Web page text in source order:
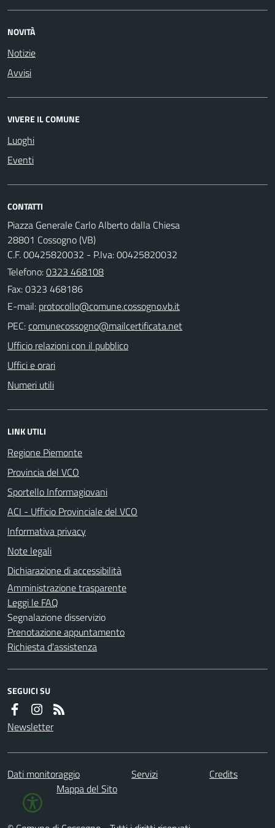
NOVITÀ
Notizie
Avvisi
VIVERE IL COMUNE
Luoghi
Eventi
CONTATTI
Piazza Generale Carlo Alberto dalla Chiesa
28801 Cossogno (VB)
C.F. 00425820032 - P.Iva: 00425820032
Telefono:0323 468108
Fax: 0323 468186
E-mail:
PEC:
Ufficio relazioni con il pubblico
Uffici e orari
Numeri utili
LINK UTILI
Regione Piemonte
Provincia del VCO
Sportello Informagiovani
ACI - Ufficio Provinciale del VCO
Informativa privacy
Note legali
Dichiarazione di accessibilità
Amministrazione trasparente
Leggi le FAQ
Segnalazione disservizio
Prenotazione appuntamento
Richiesta d'assistenza
SEGUICI SU
Newsletter
Dati monitoraggio Servizi
Credits
Mappa del Sito